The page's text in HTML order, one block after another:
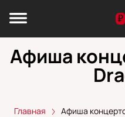
₽
Афиша
Главная Афиша